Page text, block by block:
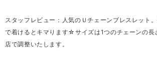
スタッフレビュー：人気のＵチェーンブレスレット
で着けるとキマります☆サイズは1つのチェーンの長
店で調整いたします。